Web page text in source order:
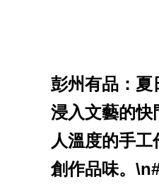
彭州有品：夏
浸入文藝的快
人溫度的手
創作品味。